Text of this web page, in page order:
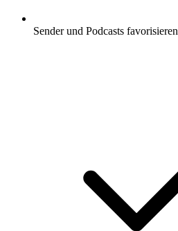
Sender und Podcasts favorisieren